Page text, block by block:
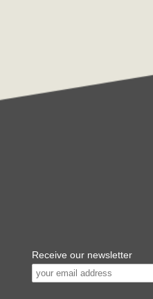
Receive our newsletter